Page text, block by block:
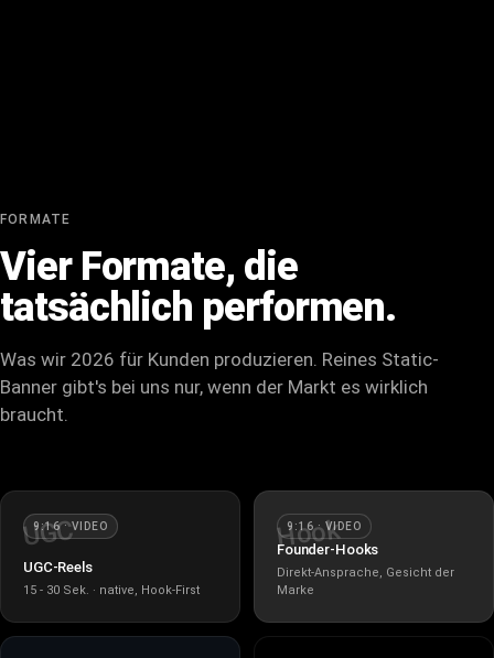
FORMATE
Vier Formate, die
tatsächlich performen.
Was wir 2026 für Kunden produzieren. Reines Static-
Banner gibt's bei uns nur, wenn der Markt es wirklich
braucht.
9:16 · VIDEO
UGC
UGC-Reels
15 - 30 Sek. · native, Hook-First
9:16 · VIDEO
Hook
Founder-Hooks
Direkt-Ansprache, Gesicht der
Marke